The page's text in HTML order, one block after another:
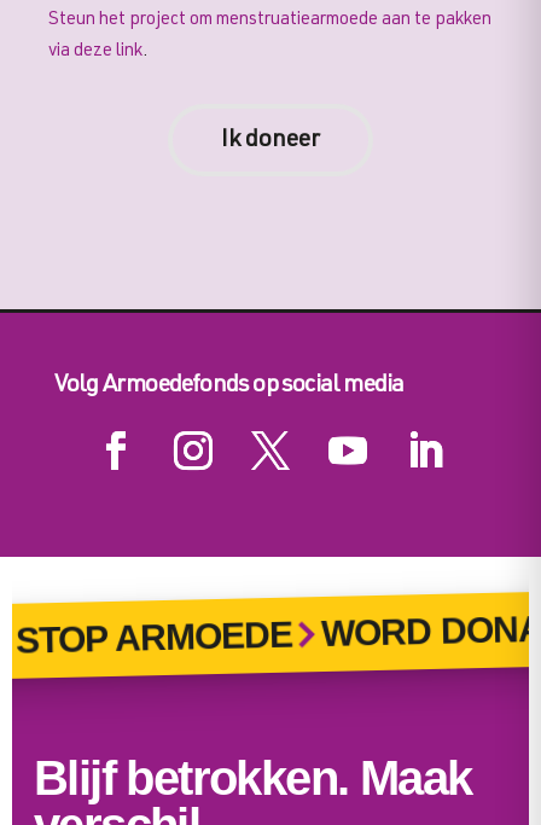
Steun het project om menstruatiearmoede aan te pakken
via deze link.
Ik doneer
Volg Armoedefonds op social media
ARMOEDE WORD
Blijf betrokken. Maak